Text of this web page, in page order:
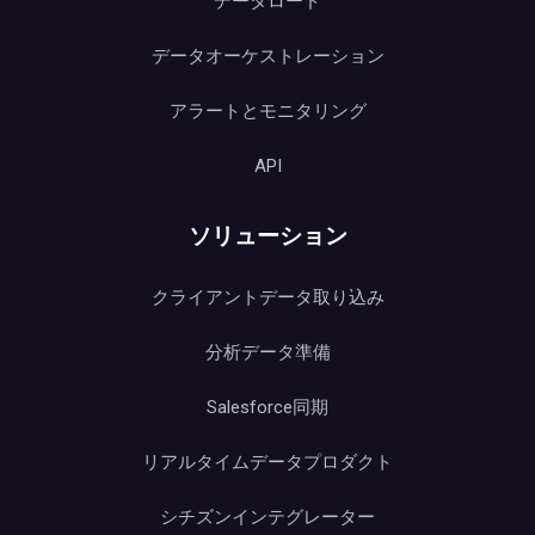
データオーケストレーション
アラートとモニタリング
API
ソリューション
クライアントデータ取り込み
分析データ準備
Salesforce同期
リアルタイムデータプロダクト
シチズンインテグレーター